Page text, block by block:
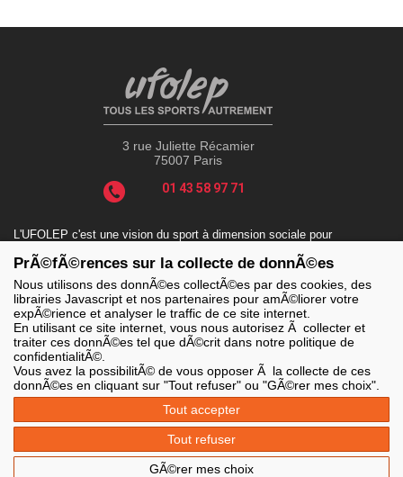
3 rue Juliette Récamier
75007 Paris
01 43 58 97 71
L'UFOLEP c'est une vision du sport à dimension sociale pour
handicap, le sport-durable avec des valeurs incontournables : la
solidarité, le fair-play, la laïcité et la citoyenneté.
LES SITES DE L'UFOLEP
> Grand public
> Extranet
> Ufoweb
> Communication Asso
> Inscriptions événements
> Secourisme Ufolep
PrÃ©fÃ©rences sur la collecte de donnÃ©es
Nous utilisons des donnÃ©es collectÃ©es par des cookies, des
librairies Javascript et nos partenaires pour amÃ©liorer votre
expÃ©rience et analyser le traffic de ce site internet.
En utilisant ce site internet, vous nous autorisez Ã collecter et
traiter ces donnÃ©es tel que dÃ©crit dans notre politique de
confidentialitÃ©.
Vous avez la possibilitÃ© de vous opposer Ã la collecte de ces
donnÃ©es en cliquant sur "Tout refuser" ou "GÃ©rer mes choix".
Tout accepter
Tout refuser
GÃ©rer mes choix